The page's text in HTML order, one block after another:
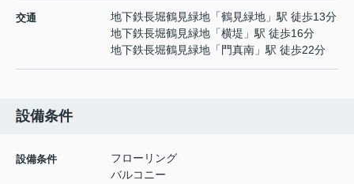
交通 地下鉄長堀鶴見緑地 「鶴見緑地 」駅 徒歩13分
地下鉄長堀鶴見緑地 「横堤 」駅 徒歩16分
地下鉄長堀鶴見緑地 「 門真南 」駅 徒歩22分
設備条件
設備条件
フローリング
バルコニー